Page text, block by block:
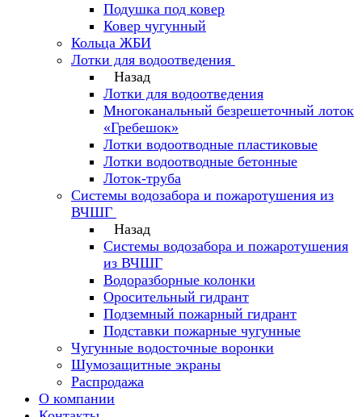
Подушка под ковер
Ковер чугунный
Кольца ЖБИ
Лотки для водоотведения
Назад
Лотки для водоотведения
Многоканальный безрешеточный лоток
«Гребешок»
Лотки водоотводные пластиковые
Лотки водоотводные бетонные
Лоток-труба
Системы водозабора и пожаротушения из
ВЧШГ
Назад
Системы водозабора и пожаротушения
из ВЧШГ
Водоразборные колонки
Оросительный гидрант
Подземный пожарный гидрант
Подставки пожарные чугунные
Чугунные водосточные воронки
Шумозащитные экраны
Распродажа
О компании